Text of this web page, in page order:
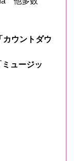
カウントダウ
ュージッ